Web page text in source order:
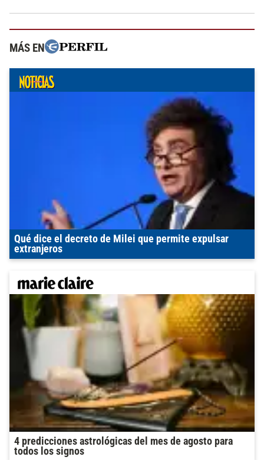
MÁS EN
Qué dice el decreto de Milei que permite expulsar
extranjeros
4 predicciones astrológicas del mes de agosto para
todos los signos